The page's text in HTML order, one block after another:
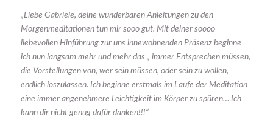
„Liebe Gabriele, deine wunderbaren Anleitungen zu den
Morgenmeditationen tun mir sooo gut. Mit deiner soooo
liebevollen Hinführung zur uns innewohnenden Präsenz beginne
ich nun langsam mehr und mehr das „ immer Entsprechen müssen,
die Vorstellungen von, wer sein müssen, oder sein zu wollen,
endlich loszulassen. Ich beginne erstmals im Laufe der Meditation
eine immer angenehmere Leichtigkeit im Körper zu spüren… Ich
kann dir nicht genug dafür danken!!!“